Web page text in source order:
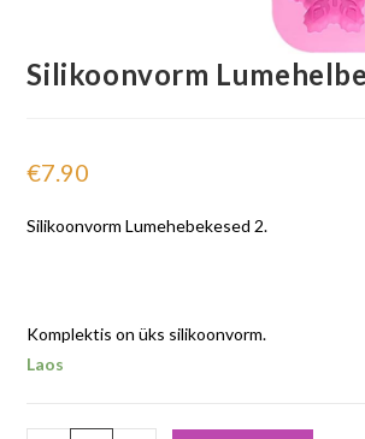
Silikoonvorm
€7.90
Silikoonvorm Lumehebekesed 2.
Komplektis on üks silikoonvorm.
Laos